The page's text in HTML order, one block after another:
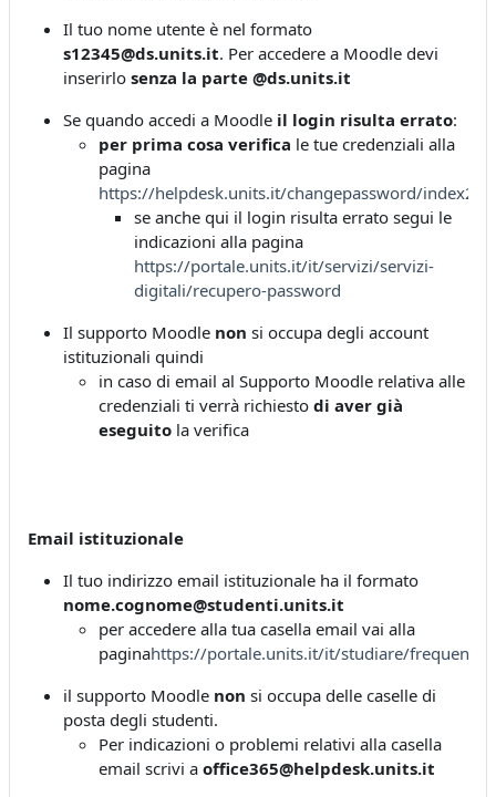
Il tuo nome utente è nel formato
s12345@ds.units.it. Per accedere a Moodle devi
inserirlo senza la parte @ds.units.it
Se quando accedi a Moodle il login risulta errato:
per prima cosa verifica le tue credenziali alla
pagina
https://helpdesk.units.it/changepassword/
se anche qui il login risulta errato segui le
indicazioni alla pagina
https://portale.units.it/it/servizi/servizi-
digitali/recupero-password
Il supporto Moodle non si occupa degli account
istituzionali quindi
in caso di email al Supporto Moodle relativa alle
credenziali ti verrà richiesto di aver già
eseguito la verifica
Email istituzionale
Il tuo indirizzo email istituzionale ha il formato
nome.cognome@studenti.units.it
per accedere alla tua casella email vai alla
paginahttps://portale.units.it/it/studiare/
il supporto Moodle non si occupa delle caselle di
posta degli studenti.
Per indicazioni o problemi relativi alla casella
email scrivi a office365@helpdesk.units.it